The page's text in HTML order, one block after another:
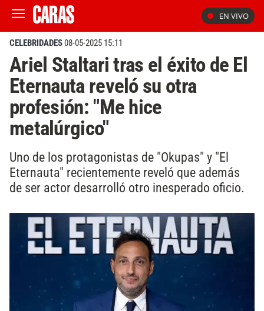
EN VIVO
CELEBRIDADES08-05-2025 15:11
Ariel Staltari tras el éxito de El
Eternauta reveló su otra
profesión: "Me hice
metalúrgico"
Uno de los protagonistas de "Okupas" y "El
Eternauta" recientemente reveló que además
de ser actor desarrolló otro inesperado oficio.